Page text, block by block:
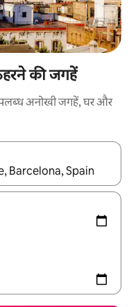
की जगहें
अनोखी जगहें, घर और
की' का इस्तेमाल करके नेविगेट